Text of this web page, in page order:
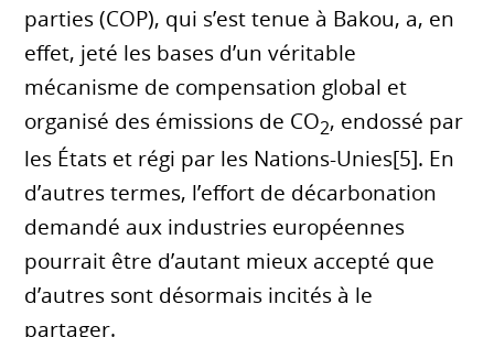
parties (COP), qui s’est tenue à Bakou, a, en
effet, jeté les bases d’un véritable
mécanisme de compensation global et
organisé des émissions de CO2, endossé par
les États et régi par les Nations-Unies[5]. En
d’autres termes, l’effort de décarbonation
demandé aux industries européennes
pourrait être d’autant mieux accepté que
d’autres sont désormais incités à le
partager.